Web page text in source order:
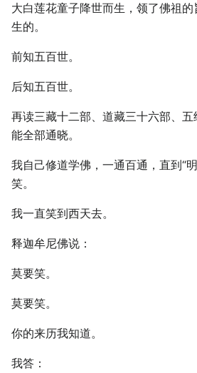
大白莲花童子降世而生，领了佛祖
生的。
前知五百世。
后知五百世。
再读三藏十二部、道藏三十六部、
能全部通晓。
我自己修道学佛，一通百通，直到“
笑。
我一直笑到西天去。
释迦牟尼佛说：
莫要笑。
莫要笑。
你的来历我知道。
我答：